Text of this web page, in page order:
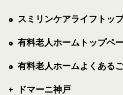
スミリンケアライフトッ
有料老人ホームトップペ
有料老人ホームよくある
ドマーニ神戸